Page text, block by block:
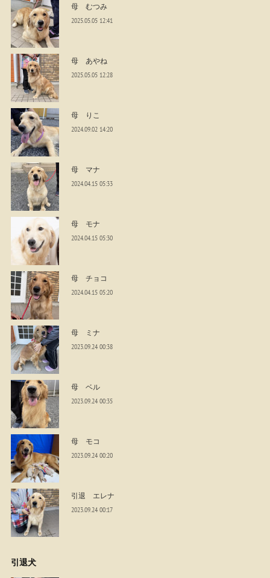
母 むつみ
2025.05.05 12:41
母 あやね
2025.05.05 12:28
母 りこ
2024.09.02 14:20
母 マナ
2024.04.15 05:33
母 モナ
2024.04.15 05:30
母 チョコ
2024.04.15 05:20
母 ミナ
2023.09.24 00:38
母 ベル
2023.09.24 00:35
母 モコ
2023.09.24 00:20
引退 エレナ
2023.09.24 00:17
引退犬